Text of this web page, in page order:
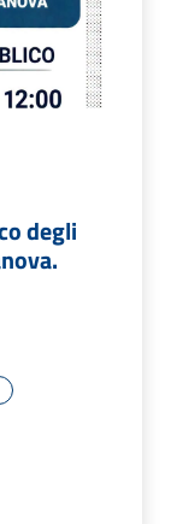
degli